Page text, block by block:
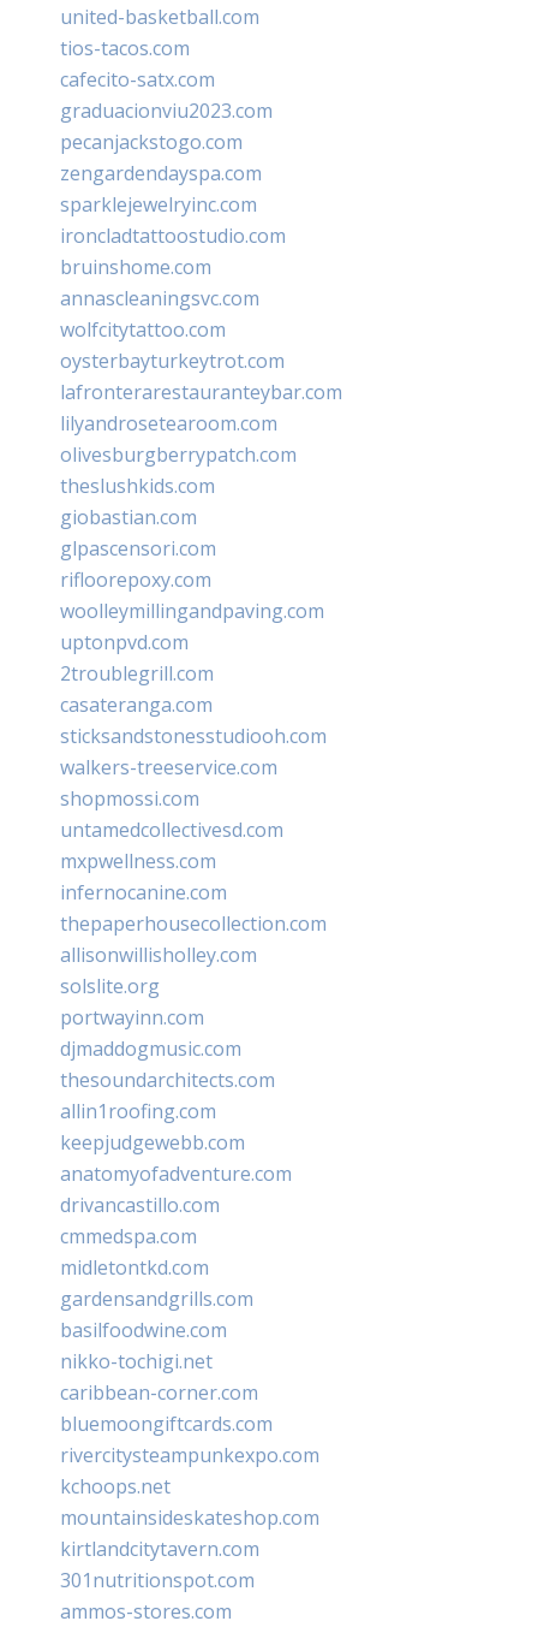
united-basketball.com
tios-tacos.com
cafecito-satx.com
graduacionviu2023.com
pecanjackstogo.com
zengardendayspa.com
sparklejewelryinc.com
ironcladtattoostudio.com
bruinshome.com
annascleaningsvc.com
wolfcitytattoo.com
oysterbayturkeytrot.com
lafronterarestauranteybar.com
lilyandrosetearoom.com
olivesburgberrypatch.com
theslushkids.com
giobastian.com
glpascensori.com
rifloorepoxy.com
woolleymillingandpaving.com
uptonpvd.com
2troublegrill.com
casateranga.com
sticksandstonesstudiooh.com
walkers-treeservice.com
shopmossi.com
untamedcollectivesd.com
mxpwellness.com
infernocanine.com
thepaperhousecollection.com
allisonwillisholley.com
solslite.org
portwayinn.com
djmaddogmusic.com
thesoundarchitects.com
allin1roofing.com
keepjudgewebb.com
anatomyofadventure.com
drivancastillo.com
cmmedspa.com
midletontkd.com
gardensandgrills.com
basilfoodwine.com
nikko-tochigi.net
caribbean-corner.com
bluemoongiftcards.com
rivercitysteampunkexpo.com
kchoops.net
mountainsideskateshop.com
kirtlandcitytavern.com
301nutritionspot.com
ammos-stores.com